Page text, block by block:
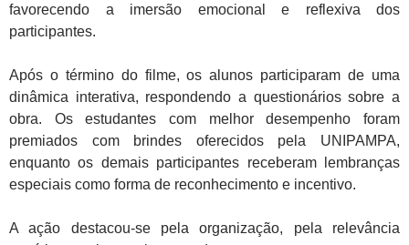
favorecendo a imersão emocional e reflexiva dos
participantes.
Após o término do filme, os alunos participaram de uma
dinâmica interativa, respondendo a questionários sobre a
obra. Os estudantes com melhor desempenho foram
premiados com brindes oferecidos pela UNIPAMPA,
enquanto os demais participantes receberam lembranças
especiais como forma de reconhecimento e incentivo.
A ação destacou-se pela organização, pela relevância